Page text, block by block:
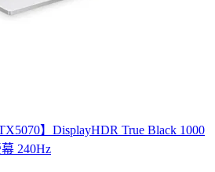
】DisplayHDR True Black 1000
240Hz